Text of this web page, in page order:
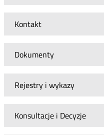
Kontakt
Dokumenty
Rejestry i wykazy
Konsultacje i Decyzje